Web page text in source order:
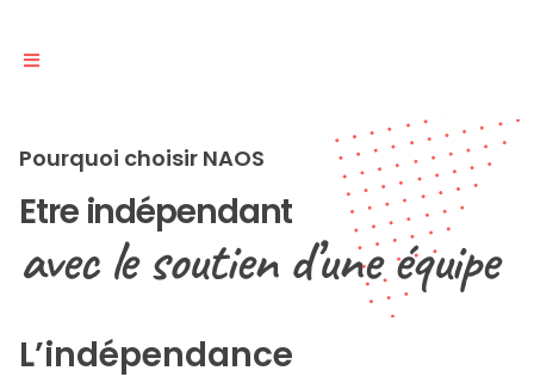
Pourquoi choisir NAOS
Etre indépendant
avec le soutien d’une équipe
L’indépendance